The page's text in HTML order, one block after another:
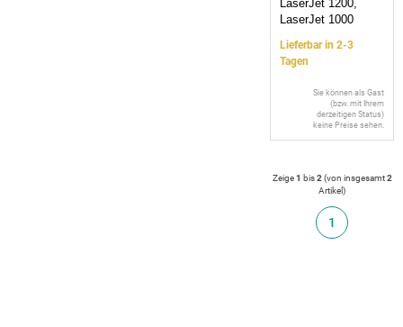
LaserJet 1200,
LaserJet 1000
Lieferbar in 2-3
Tagen
Sie können als Gast
(bzw. mit Ihrem
derzeitigen Status)
keine Preise sehen.
Zeige1 bis2(von insgesamt2
Artikel)
1